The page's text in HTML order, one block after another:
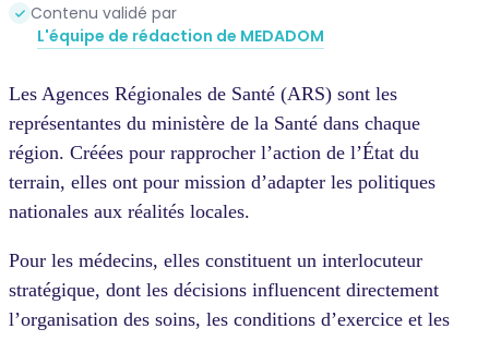
Contenu validé par
L'équipe de rédaction de MEDADOM
Les Agences Régionales de Santé (ARS) sont les
représentantes du ministère de la Santé dans chaque
région. Créées pour rapprocher l’action de l’État du
terrain, elles ont pour mission d’adapter les politiques
nationales aux réalités locales.
Pour les médecins, elles constituent un interlocuteur
stratégique, dont les décisions influencent directement
l’organisation des soins, les conditions d’exercice et les